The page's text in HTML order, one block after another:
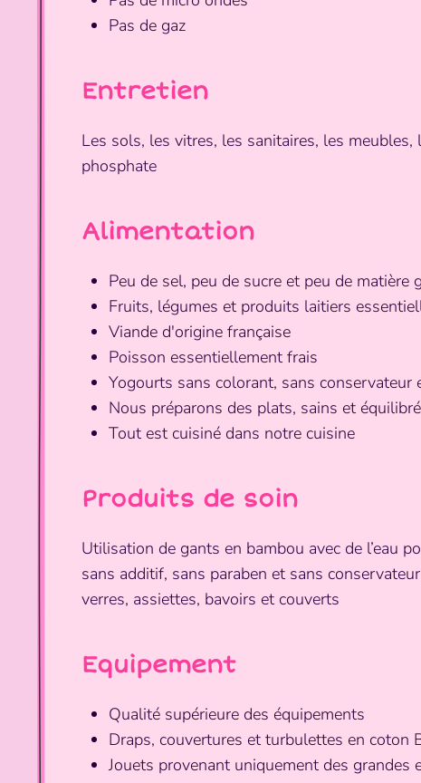
Pas de gaz
Entretien
Les sols, les vitres, les sanitaires, les
phosphate
Alimentation
Peu de sel, peu de sucre et peu de matière
Fruits, légumes et produits laitiers
Viande d'origine française
Poisson essentiellement frais
Yogourts sans colorant, sans conservateur
Nous préparons des plats, sains et
Tout est cuisiné dans notre cuisine
Produits de soin
Utilisation de gants en bambou avec de l’eau
sans additif, sans paraben et sans
verres, assiettes, bavoirs et couverts
Equipement
Qualité supérieure des équipements
Draps, couvertures et turbulettes en coton
Jouets provenant uniquement des grandes